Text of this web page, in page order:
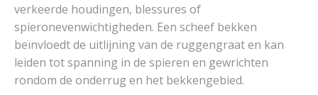
verkeerde houdingen, blessures of
spieronevenwichtigheden. Een scheef bekken
beïnvloedt de uitlijning van de ruggengraat en kan
leiden tot spanning in de spieren en gewrichten
rondom de onderrug en het bekkengebied.